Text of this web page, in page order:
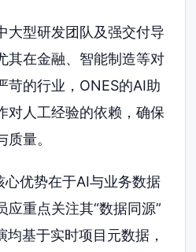
大型研发团队及强交付导
其在金融、智能制造等对
苛的行业，ONES的AI助
对人工经验的依赖，确保
量。
心优势在于AI与业务数据
应重点关注其“数据同源”
基于实时项目元数据，